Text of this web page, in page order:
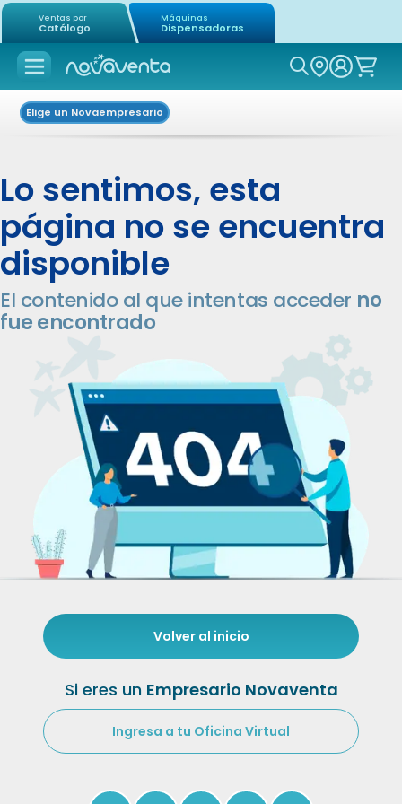
Ventas por
Catálogo
Máquinas
Dispensadoras
Icon of
Elige un Novaempresario
Lo sentimos, esta
página no se encuentra
disponible
El contenido al que intentas acceder no
fue encontrado
Volver al inicio
Si eres un Empresario Novaventa
Ingresa a tu Oficina Virtual